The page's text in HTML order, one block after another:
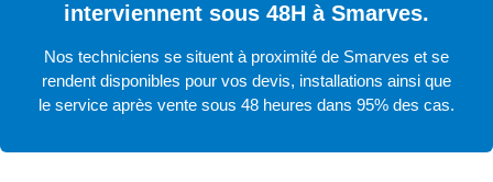
interviennent sous 48H à Smarves.
Nos techniciens se situent à proximité de Smarves et se
rendent disponibles pour vos devis, installations ainsi que
le service après vente sous 48 heures dans 95% des cas.